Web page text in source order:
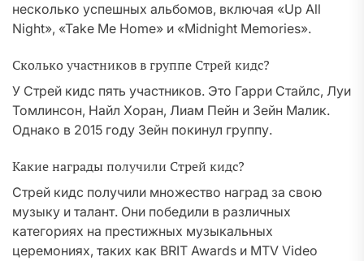
несколько успешных альбомов, включая «Up All
Night», «Take Me Home» и «Midnight Memories».
Сколько участников в группе Стрей кидс?
У Стрей кидс пять участников. Это Гарри Стайлс, Луи
Томлинсон, Найл Хоран, Лиам Пейн и Зейн Малик.
Однако в 2015 году Зейн покинул группу.
Какие награды получили Стрей кидс?
Стрей кидс получили множество наград за свою
музыку и талант. Они победили в различных
категориях на престижных музыкальных
церемониях, таких как BRIT Awards и MTV Video